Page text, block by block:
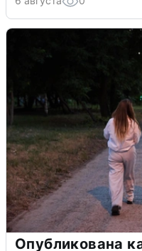
Опубликована